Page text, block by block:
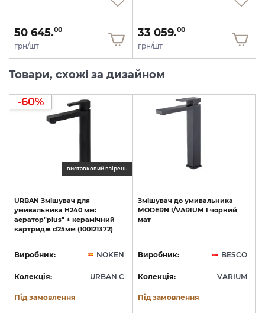
50 645.00
грн/шт
33 059.00
грн/шт
Товари, схожі за дизайном
виставковий взірець
-60%
URBAN Змішувач для
умивальника Н240 мм:
аератор"plus" + керамічний
картридж d25мм (100121372)
Виробник: NOKEN
Колекція: URBAN C
Під замовлення
Змішувач до умивальника
MODERN I/VARIUM I чорний
мат
Виробник: BESCO
Колекція: VARIUM
Під замовлення